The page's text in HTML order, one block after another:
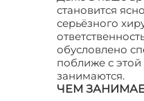
становится
серьёзного
обусловлено
поближе с
занимаются.
ЧЕМ